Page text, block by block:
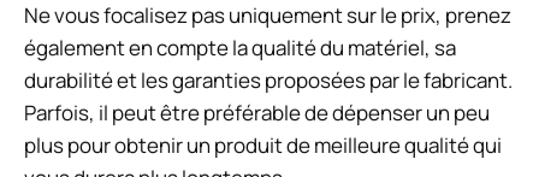
Ne vous focalisez pas uniquement sur le prix, prenez
également en compte la qualité du matériel, sa
durabilité et les garanties proposées par le fabricant.
Parfois, il peut être préférable de dépenser un peu
plus pour obtenir un produit de meilleure qualité qui